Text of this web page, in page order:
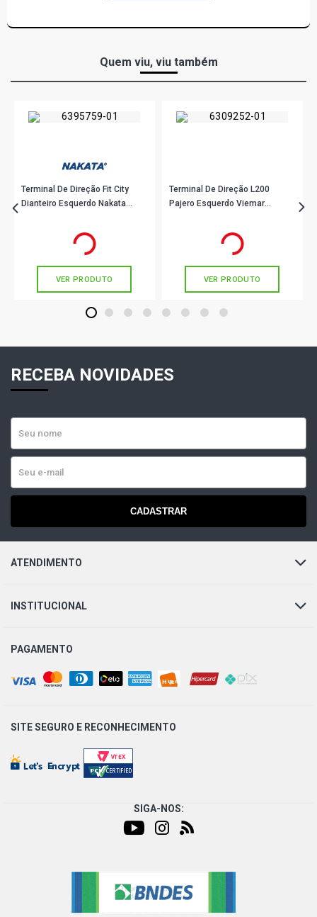
Quem viu, viu também
Terminal De Direção Fit City
Dianteiro Esquerdo Nakata
em até 2x de
VER PRODUTO
Terminal De Direção L200
Pajero Esquerdo Viemar
em até 2x de
VER PRODUTO
1 2 3 4 5 6 7 8
RECEBA NOVIDADES
CADASTRAR
ATENDIMENTO
INSTITUCIONAL
PAGAMENTO
SITE SEGURO E RECONHECIMENTO
SIGA-NOS: